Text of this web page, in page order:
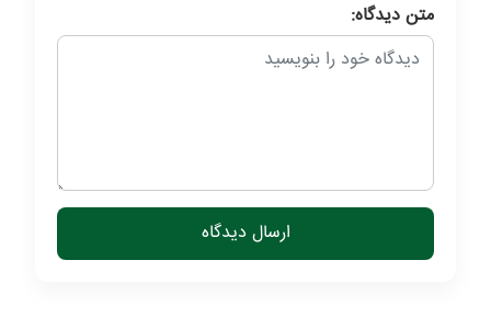
متن دیدگاه:
ارسال دیدگاه